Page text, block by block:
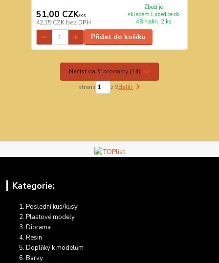
51,00 CZK/ks
42,15 CZK bez DPH
Zboží je
skladem.Expedice do
48 hodin. 2 ks
Přidat do košíku
Načíst další produkty (14)
strana z 9další
Kategorie:
Poslední kus/kusy
Plastové modely
Diorama
Resin
Doplňky k modelům
Barvy